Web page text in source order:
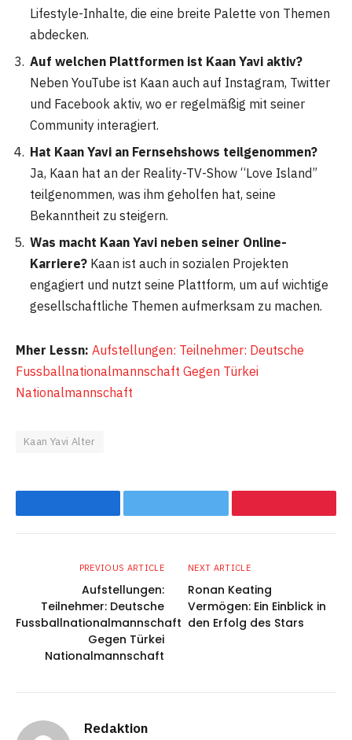
Lifestyle-Inhalte, die eine breite Palette von Themen
abdecken.
Auf welchen Plattformen ist Kaan Yavi aktiv?
Neben YouTube ist Kaan auch auf Instagram, Twitter
und Facebook aktiv, wo er regelmäßig mit seiner
Community interagiert.
Hat Kaan Yavi an Fernsehshows teilgenommen?
Ja, Kaan hat an der Reality-TV-Show “Love Island”
teilgenommen, was ihm geholfen hat, seine
Bekanntheit zu steigern.
Was macht Kaan Yavi neben seiner Online-
Karriere? Kaan ist auch in sozialen Projekten
engagiert und nutzt seine Plattform, um auf wichtige
gesellschaftliche Themen aufmerksam zu machen.
Mher Lessn: Aufstellungen: Teilnehmer: Deutsche
Fussballnationalmannschaft Gegen Türkei
Nationalmannschaft
Kaan Yavi Alter
Facebook Twitter Pinterest
PREVIOUS ARTICLE
Aufstellungen:
Teilnehmer: Deutsche
Fussballnationalmannschaft
Gegen Türkei
Nationalmannschaft
NEXT ARTICLE
Ronan Keating
Vermögen: Ein Einblick in
den Erfolg des Stars
Redaktion